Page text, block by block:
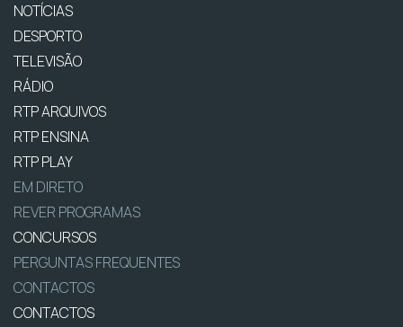
NOTÍCIAS
DESPORTO
TELEVISÃO
RÁDIO
RTP ARQUIVOS
RTP ENSINA
RTP PLAY
EM DIRETO
REVER PROGRAMAS
CONCURSOS
PERGUNTAS FREQUENTES
CONTACTOS
CONTACTOS